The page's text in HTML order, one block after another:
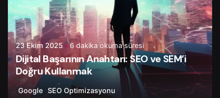
23 Ekim 2025 6 dakika okuma süresi
Dijital Başarının Anahtarı: SEO ve SEM’i
Doğru Kullanmak
Google SEO Optimizasyonu